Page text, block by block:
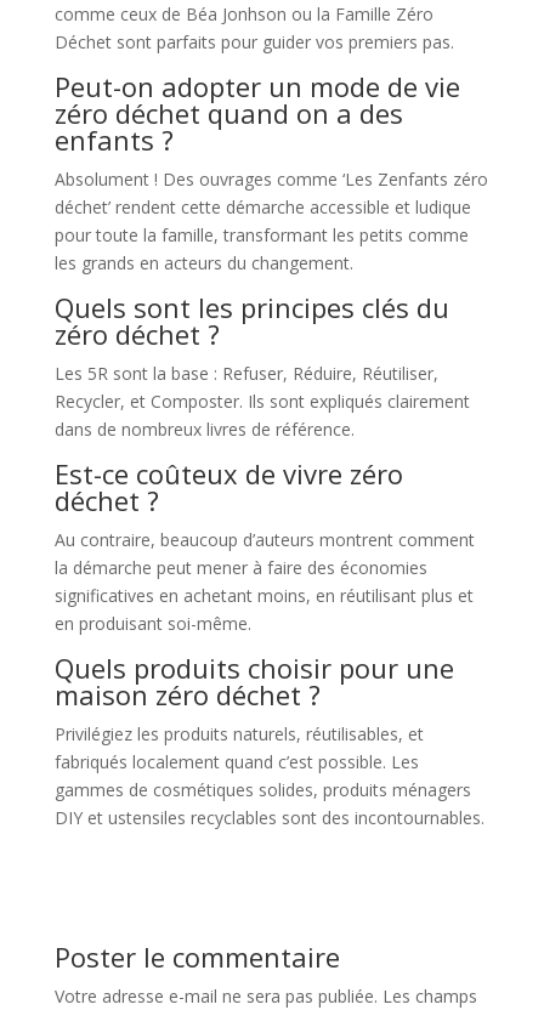
comme ceux de Béa Jonhson ou la Famille Zéro
Déchet sont parfaits pour guider vos premiers pas.
Peut-on adopter un mode de vie
zéro déchet quand on a des
enfants ?
Absolument ! Des ouvrages comme ‘Les Zenfants zéro
déchet’ rendent cette démarche accessible et ludique
pour toute la famille, transformant les petits comme
les grands en acteurs du changement.
Quels sont les principes clés du
zéro déchet ?
Les 5R sont la base : Refuser, Réduire, Réutiliser,
Recycler, et Composter. Ils sont expliqués clairement
dans de nombreux livres de référence.
Est-ce coûteux de vivre zéro
déchet ?
Au contraire, beaucoup d’auteurs montrent comment
la démarche peut mener à faire des économies
significatives en achetant moins, en réutilisant plus et
en produisant soi-même.
Quels produits choisir pour une
maison zéro déchet ?
Privilégiez les produits naturels, réutilisables, et
fabriqués localement quand c’est possible. Les
gammes de cosmétiques solides, produits ménagers
DIY et ustensiles recyclables sont des incontournables.
Poster le commentaire
Votre adresse e-mail ne sera pas publiée. Les champs